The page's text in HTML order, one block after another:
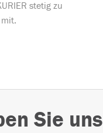
stetig zu
Sie uns